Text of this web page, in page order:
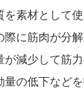
を素材として
際に筋肉が分
が減少して筋
の低下などを